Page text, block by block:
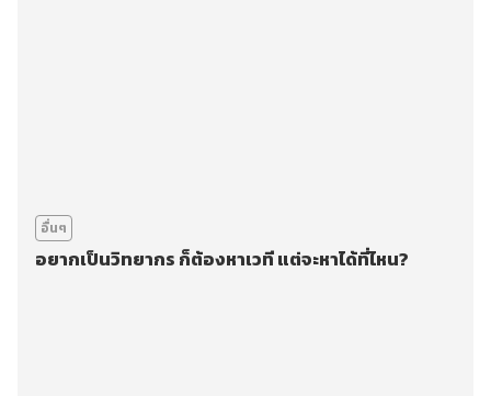
อื่นๆ
อยากเป็นวิทยากร ก็ต้องหาเวที แต่จะหาได้ที่ไหน?